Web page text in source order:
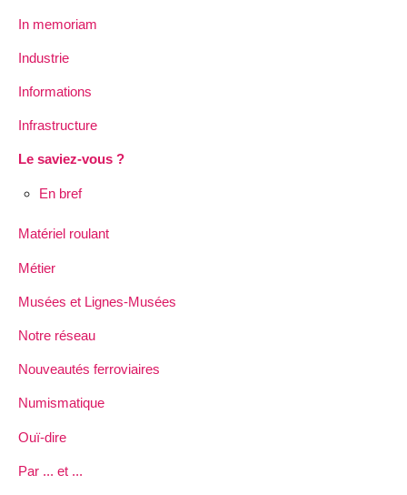
In memoriam
Industrie
Informations
Infrastructure
Le saviez-vous ?
En bref
Matériel roulant
Métier
Musées et Lignes-Musées
Notre réseau
Nouveautés ferroviaires
Numismatique
Ouï-dire
Par ... et ...